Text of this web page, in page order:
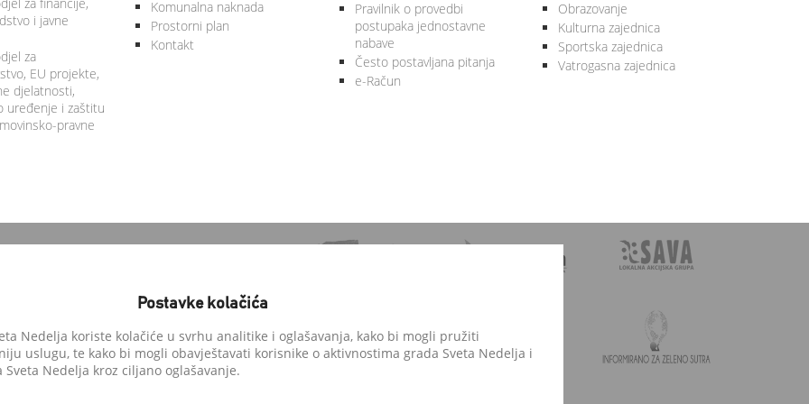
i javne
za
EU projekte,
djelatnosti,
uređenje i zaštitu
pravne
Komunalna naknada
Prostorni plan
Kontakt
Pravilnik o provedbi
postupaka jednostavne
nabave
Često postavljana pitanja
e-Račun
Obrazovanje
Kulturna zajednica
Sportska zajednica
Vatrogasna zajednica
Postavke kolačića
Nedelja koriste kolačiće u svrhu analitike i oglašavanja, kako bi mogli pružiti
uslugu, te kako bi mogli obavještavati korisnike o aktivnostima grada Sveta Nedelja i
Nedelja kroz ciljano oglašavanje.